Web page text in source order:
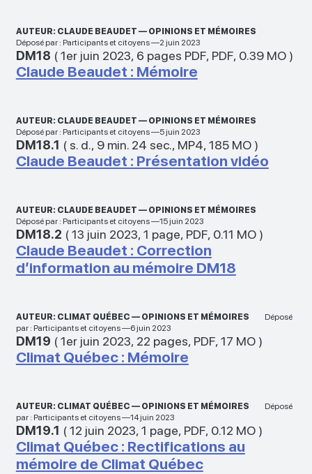
AUTEUR: CLAUDE BEAUDET — OPINIONS ET MÉMOIRES
Déposé par : Participants et citoyens —2 juin 2023
DM18 (1er juin 2023, 6 pages PDF, PDF, 0.39 MO)
Claude Beaudet : Mémoire
AUTEUR: CLAUDE BEAUDET — OPINIONS ET MÉMOIRES
Déposé par : Participants et citoyens —5 juin 2023
DM18.1 ( s. d., 9 min. 24 sec., MP4, 185 MO)
Claude Beaudet : Présentation vidéo
AUTEUR: CLAUDE BEAUDET — OPINIONS ET MÉMOIRES
Déposé par : Participants et citoyens —15 juin 2023
DM18.2 (13 juin 2023, 1 page, PDF, 0.11 MO)
Claude Beaudet : Correction
d’information au mémoire DM18
AUTEUR: CLIMAT QUÉBEC — OPINIONS ET MÉMOIRES
Déposé
par : Participants et citoyens —6 juin 2023
DM19 (1er juin 2023, 22 pages, PDF, 17 MO)
Climat Québec : Mémoire
AUTEUR: CLIMAT QUÉBEC — OPINIONS ET MÉMOIRES
Déposé
par : Participants et citoyens —14 juin 2023
DM19.1 (12 juin 2023, 1 page, PDF, 0.12 MO)
Climat Québec : Rectifications au
mémoire de Climat Québec